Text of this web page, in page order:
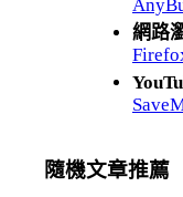
網路
隨機文章推薦